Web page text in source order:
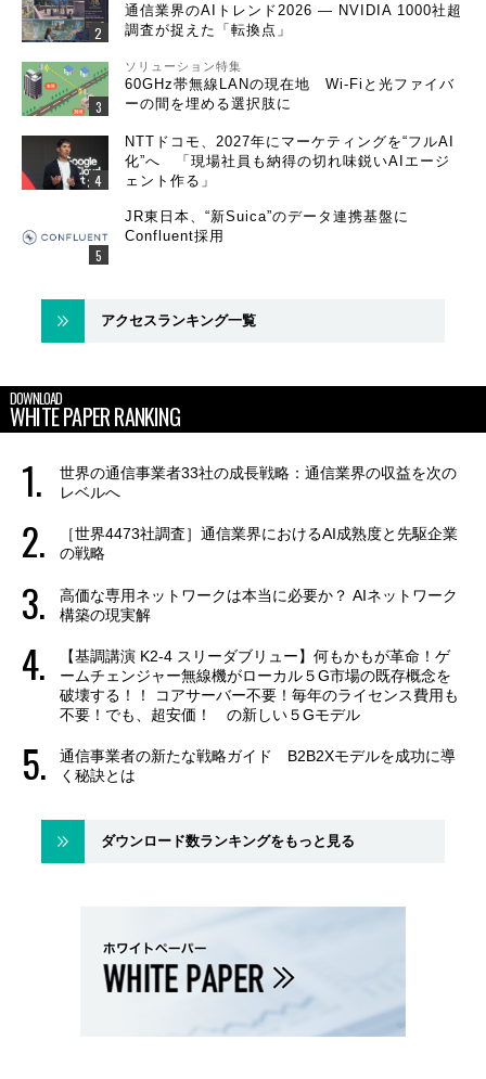
通信業界のAIトレンド2026 ― NVIDIA 1000社超
調査が捉えた「転換点」
ソリューション特集
60GHz帯無線LANの現在地 Wi-Fiと光ファイバ
ーの間を埋める選択肢に
NTTドコモ、2027年にマーケティングを“フルAI
化”へ 「現場社員も納得の切れ味鋭いAIエージ
ェント作る」
JR東日本、“新Suica”のデータ連携基盤に
Confluent採用
アクセスランキング一覧
DOWNLOAD
WHITE PAPER RANKING
世界の通信事業者33社の成長戦略：通信業界の収益を次の
レベルへ
［世界4473社調査］通信業界におけるAI成熟度と先駆企業
の戦略
高価な専用ネットワークは本当に必要か？ AIネットワーク
構築の現実解
【基調講演 K2-4 スリーダブリュー】何もかもが革命！ゲ
ームチェンジャー無線機がローカル５G市場の既存概念を
破壊する！！ コアサーバー不要！毎年のライセンス費用も
不要！でも、超安価！ の新しい５Gモデル
通信事業者の新たな戦略ガイド B2B2Xモデルを成功に導
く秘訣とは
ダウンロード数ランキングをもっと見る